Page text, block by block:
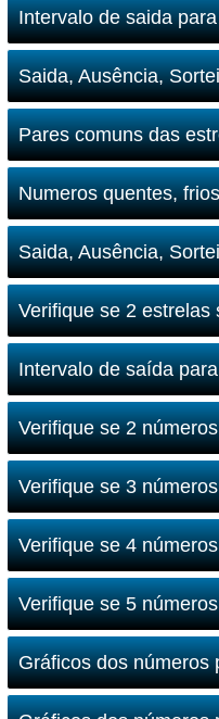
Intervalo de saida
Saida, Ausência,
Pares comuns das
Numeros quentes,
Saida, Ausência,
Verifique se 2 estrelas
Intervalo de saída
Verifique se 2
Verifique se 3
Verifique se 4
Verifique se 5
Gráficos dos números